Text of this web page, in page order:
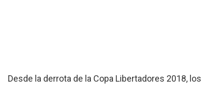
Desde la derrota de la Copa Libertadores 2018, los